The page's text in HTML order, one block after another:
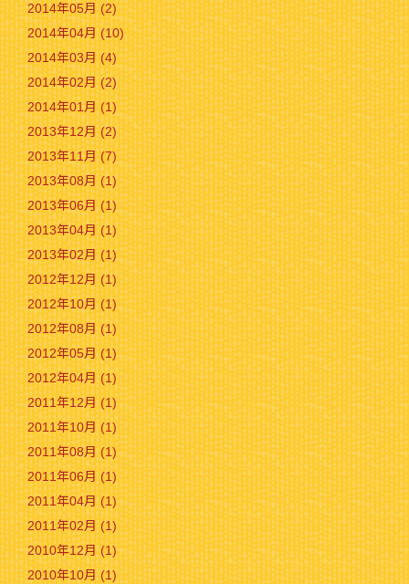
2014年05月 (2)
2014年04月 (10)
2014年03月 (4)
2014年02月 (2)
2014年01月 (1)
2013年12月 (2)
2013年11月 (7)
2013年08月 (1)
2013年06月 (1)
2013年04月 (1)
2013年02月 (1)
2012年12月 (1)
2012年10月 (1)
2012年08月 (1)
2012年05月 (1)
2012年04月 (1)
2011年12月 (1)
2011年10月 (1)
2011年08月 (1)
2011年06月 (1)
2011年04月 (1)
2011年02月 (1)
2010年12月 (1)
2010年10月 (1)